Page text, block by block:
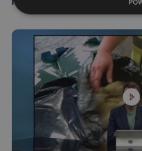
Nieuws Focus en WTV: 31 juli